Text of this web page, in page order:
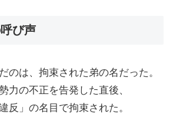
び声
のは、拘束された弟の名だった。
力の不正を告発した直後、
反」の名目で拘束された。